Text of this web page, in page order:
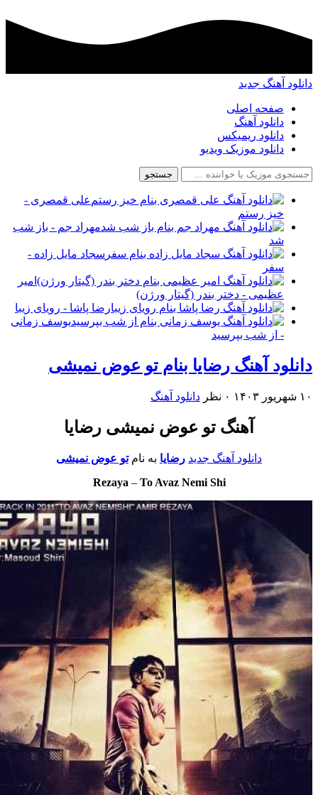
آهنگ جدید
صفحه اصلی
دانلود آهنگ
دانلود ریمیکس
دانلود موزیک ویدیو
جستجو
علی قمصری -
خیز رستم
مهراد جم - باز شب
سجاد مایل زاده -
امیر
عظیمی - دختر بندر (گیتار ورژن)
رضا پاشا - رویای زیبا
یوسف زمانی
- از شب بپرسید
آهنگ رضایا بنام تو عوض نمیشی
۰ نظر دانلود آهنگ
آهنگ تو عوض نمیشی رضایا
دانلود آهنگ جدید رضایا به نام تو عوض نمیشی
Rezaya–To Avaz Nemi Shi